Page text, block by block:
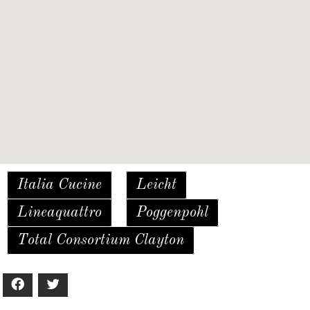
Italia Cucine
Leicht
Lineaquattro
Poggenpohl
Total Consortium Clayton
Facebook